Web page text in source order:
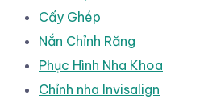
Cấy Ghép
Nắn Chỉnh Răng
Phục Hình Nha Khoa
Chỉnh nha Invisalign